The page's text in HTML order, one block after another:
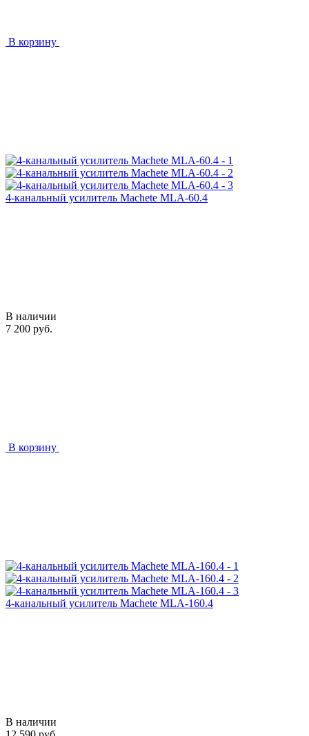
В корзину
4-канальный усилитель Machete MLA-60.4
В наличии
7 200 руб.
В корзину
4-канальный усилитель Machete MLA-160.4
В наличии